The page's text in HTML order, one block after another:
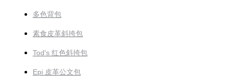
多色背包
素食皮革斜挎包
Tod's 红色斜挎包
Epi 皮革公文包